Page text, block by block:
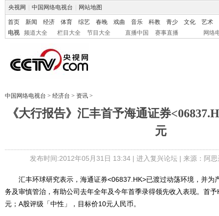
央视网 中国网络电视台 网站地图
首页 新闻 经济 体育 综艺 春晚 戏曲 音乐 科教 青少 文化
艺术
电视
频道大全 栏目大全 节目大全 直播中国 赛事直播 网络
中国网络电视台 > 经济台 > 资讯 >
《大行报告》汇丰首予海通证券
元
发布时间:2012年05月31日 13:34 | 进入复兴论坛| 来源：阿
汇丰环球研究表示，海通证券<06837.HK>已渡过动荡环境，并为
务及审慎管治，有助公司去年全年及今年首季录得领先收入表现。首
元；A股评级「中性」，目标价10元人民币。